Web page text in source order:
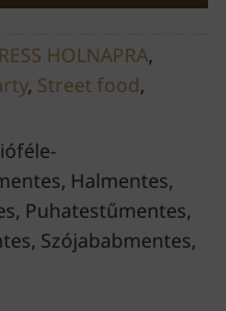
HOLNAPRA,
, Street food,
Halmentes,
Puhatestűmentes,
Szójababmentes,